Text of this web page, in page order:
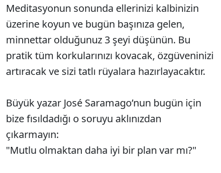
Meditasyonun sonunda ellerinizi kalbinizin
üzerine koyun ve bugün başınıza gelen,
minnettar olduğunuz 3 şeyi düşünün. Bu
pratik tüm korkularınızı kovacak, özgüveninizi
artıracak ve sizi tatlı rüyalara hazırlayacaktır.
Büyük yazar José Saramago’nun bugün için
bize fısıldadığı o soruyu aklınızdan
çıkarmayın:
"Mutlu olmaktan daha iyi bir plan var mı?"